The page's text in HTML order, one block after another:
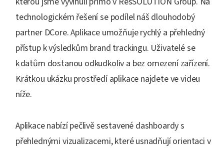
technologickém řešení se podílel náš dlouhodobý
partner DCore. Aplikace umožňuje rychlý a přehledný
přístup k výsledkům brand trackingu. Uživatelé se
k datům dostanou odkudkoliv a bez omezení zařízení.
Krátkou ukázku prostředí aplikace najdete ve videu
níže.
Aplikace nabízí pečlivě sestavené dashboardy s
přehlednými vizualizacemi, které usnadňují orientaci v